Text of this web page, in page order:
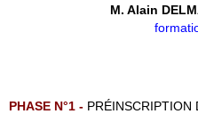
M. Alain
PHASE N°1 - PRÉINSCRIPTION